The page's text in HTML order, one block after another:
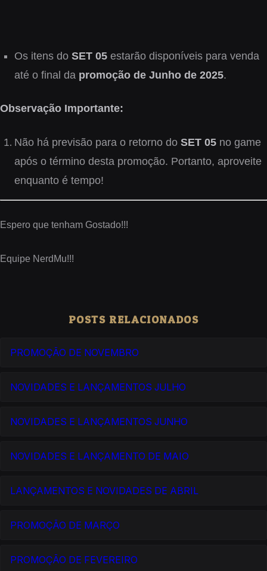
Os itens do SET 05 estarão disponíveis para venda
até o final da promoção de Junho de 2025.
Observação Importante:
Não há previsão para o retorno do SET 05 no game
após o término desta promoção. Portanto, aproveite
enquanto é tempo!
Espero que tenham Gostado!!!
Equipe NerdMu!!!
POSTS RELACIONADOS
PROMOÇÃO DE NOVEMBRO
NOVIDADES E LANÇAMENTOS JULHO
NOVIDADES E LANÇAMENTOS JUNHO
NOVIDADES E LANÇAMENTO DE MAIO
LANÇAMENTOS E NOVIDADES DE ABRIL
PROMOÇÃO DE MARÇO
PROMOÇÃO DE FEVEREIRO